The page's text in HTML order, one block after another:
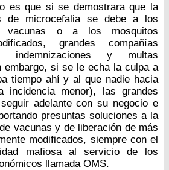
es que si se demostrara que la
de microcefalia se debe a los
vacunas o a los mosquitos
grandes compañías
indemnizaciones y multas
embargo, si se le echa la culpa a
tiempo ahí y al que nadie hacia
incidencia menor), las grandes
adelante con su negocio e
presuntas soluciones a la
vacunas y de liberación de más
modificados, siempre con el
mafiosa al servicio de los
llamada OMS.